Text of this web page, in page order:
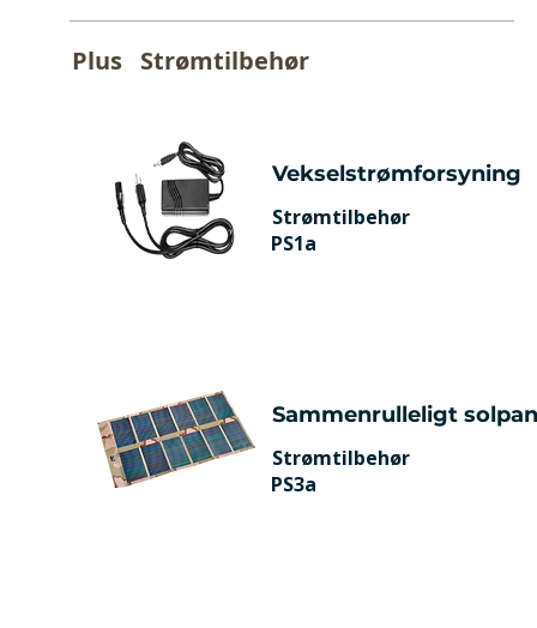
Plus Strømtilbehør
Vekselstrømforsyning
Strømtilbehør
PS1a
Sammenrulleligt
Strømtilbehør
PS3a